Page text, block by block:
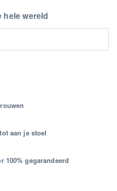
aan je stoel
100% gegarandeerd
hele wereld